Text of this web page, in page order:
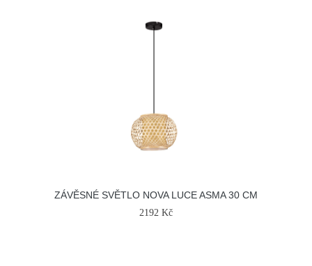
ZÁVĚSNÉ SVĚTLO NOVA LUCE ASMA 30 CM
2192 Kč